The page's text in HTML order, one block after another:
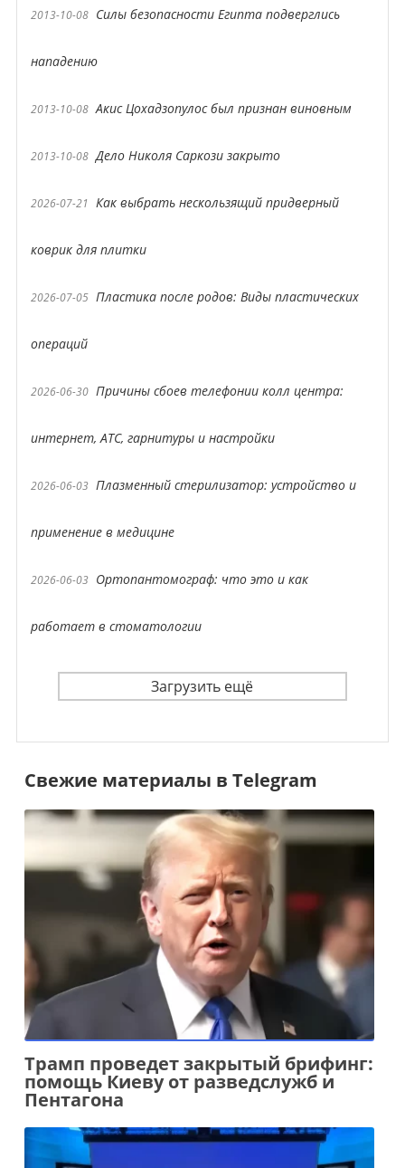
2013-10-08 Силы безопасности Египта подверглись
нападению
2013-10-08 Акис Цохадзопулос был признан виновным
2013-10-08 Дело Николя Саркози закрыто
2026-07-21 Как выбрать нескользящий придверный
коврик для плитки
2026-07-05 Пластика после родов: Виды пластических
операций
2026-06-30 Причины сбоев телефонии колл центра:
интернет, АТС, гарнитуры и настройки
2026-06-03 Плазменный стерилизатор: устройство и
применение в медицине
2026-06-03 Ортопантомограф: что это и как
работает в стоматологии
Загрузить ещё
Свежие материалы в Telegram
Трамп проведет закрытый брифинг:
помощь Киеву от разведслужб и
Пентагона